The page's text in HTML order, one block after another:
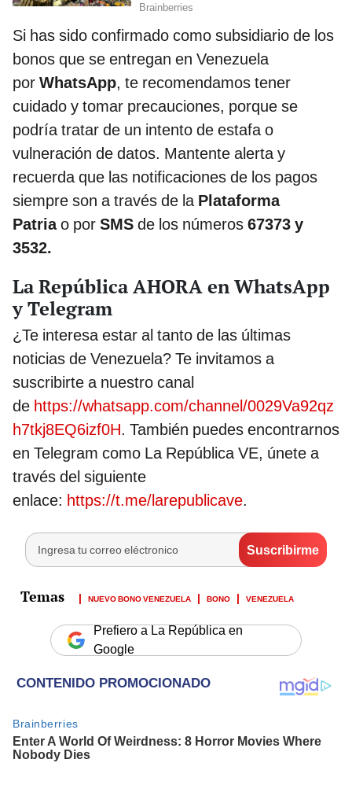
Si has sido confirmado como subsidiario de los
bonos que se entregan en Venezuela
por WhatsApp, te recomendamos tener
cuidado y tomar precauciones, porque se
podría tratar de un intento de estafa o
vulneración de datos. Mantente alerta y
recuerda que las notificaciones de los pagos
siempre son a través de la Plataforma
Patriao por SMS de los números 67373 y
3532.
La República AHORA en WhatsApp
y Telegram
¿Te interesa estar al tanto de las últimas
noticias de Venezuela? Te invitamos a
suscribirte a nuestro canal
de https://whatsapp.com/channel/0029Va92qz
h7tkj8EQ6izf0H. También puedes encontrarnos
en Telegram como La República VE, únete a
través del siguiente
enlace: https://t.me/larepublicave.
NUEVO BONO VENEZUELA BONO VENEZUELA
Prefiero a La República en
Google